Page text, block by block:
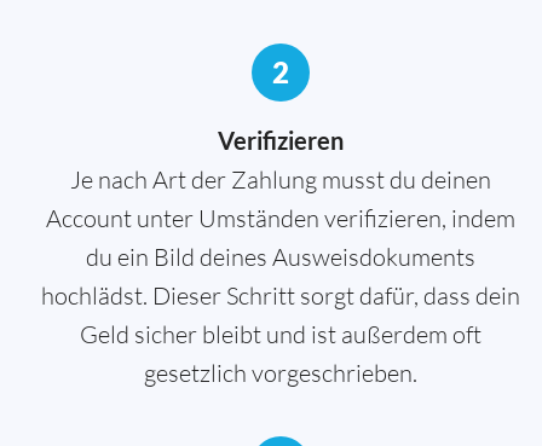
2
Verifizieren
Je nach Art der Zahlung musst du deinen
Account unter Umständen verifizieren, indem
du ein Bild deines Ausweisdokuments
hochlädst. Dieser Schritt sorgt dafür, dass dein
Geld sicher bleibt und ist außerdem oft
gesetzlich vorgeschrieben.